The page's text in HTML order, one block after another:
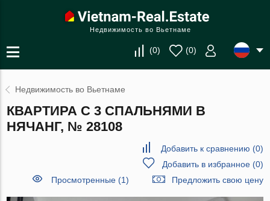
Недвижимость во Вьетнаме
(0) (0)
Недвижимость во Вьетнаме
КВАРТИРА С 3 СПАЛЬНЯМИ В
НЯЧАНГ, № 28108
Добавить к сравнению (0)
Добавить в избранное(0)
Просмотренные (1)
Предложить свою цену